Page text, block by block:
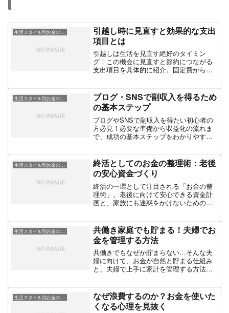
生活スタイル別お金の工夫
引越し時に見直すと効果的な支出
項目とは
引越しは生活を見直す絶好のタイミン
グ！この機会に見直すと節約につながる
支出項目を具体的に紹介。固定費から契
生活スタイル別お金の工夫
ブログ・SNSで副収入を得るため
の基本ステップ
ブログやSNSで副収入を得たい初心者の
方必見！必要な準備から収益化の流れま
で、成功の基本ステップをわかりやすく
終活としてのお金の整理術：老後
の安心資金づくり
終活の一環として注目される「お金の整
理術」。老後に向けて安心できる資金計
画と、家族にも迷惑をかけないためのポ
生活スタイル別お金の工夫
共働き家庭でも貯まる！夫婦でお
金を管理する方法
共働きでもなぜか貯まらない…そんな夫
婦に向けて、お金が自然と貯まる仕組み
と、夫婦で上手に家計を管理する方法を
生活スタイル別お金の工夫
なぜ浪費するのか？お金を使いた
くなる心理を見抜く